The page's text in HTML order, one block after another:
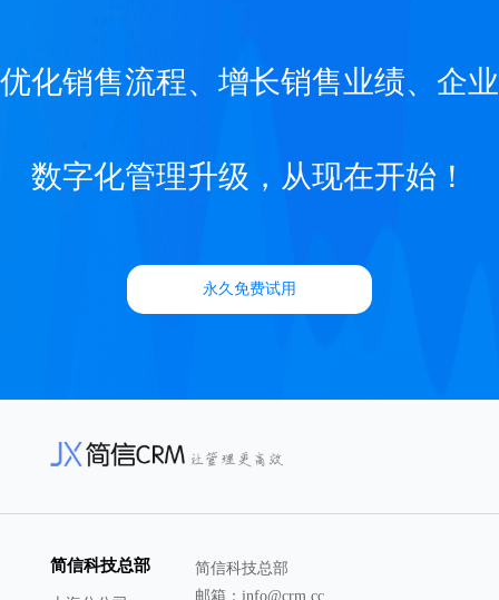
优化销售流程、增长销售业绩、企业
数字化管理升级，从现在开始！
永久免费试用
简信科技总部
简信科技总部
邮箱：info@crm.cc